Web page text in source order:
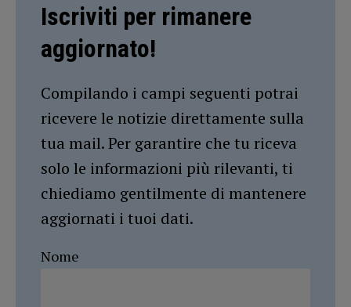
Iscriviti per rimanere
aggiornato!
Compilando i campi seguenti potrai
ricevere le notizie direttamente sulla
tua mail. Per garantire che tu riceva
solo le informazioni più rilevanti, ti
chiediamo gentilmente di mantenere
aggiornati i tuoi dati.
Nome